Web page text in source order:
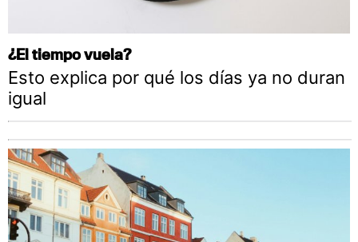
¿El tiempo vuela?
Esto explica por qué los días ya no duran
igual